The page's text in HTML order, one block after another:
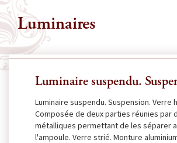
Luminaires
Luminaire suspendu.
Luminaire suspendu. Suspension. Verre
Composée de deux parties réunies par
métalliques permettant de les séparer
l'ampoule. Verre strié. Monture